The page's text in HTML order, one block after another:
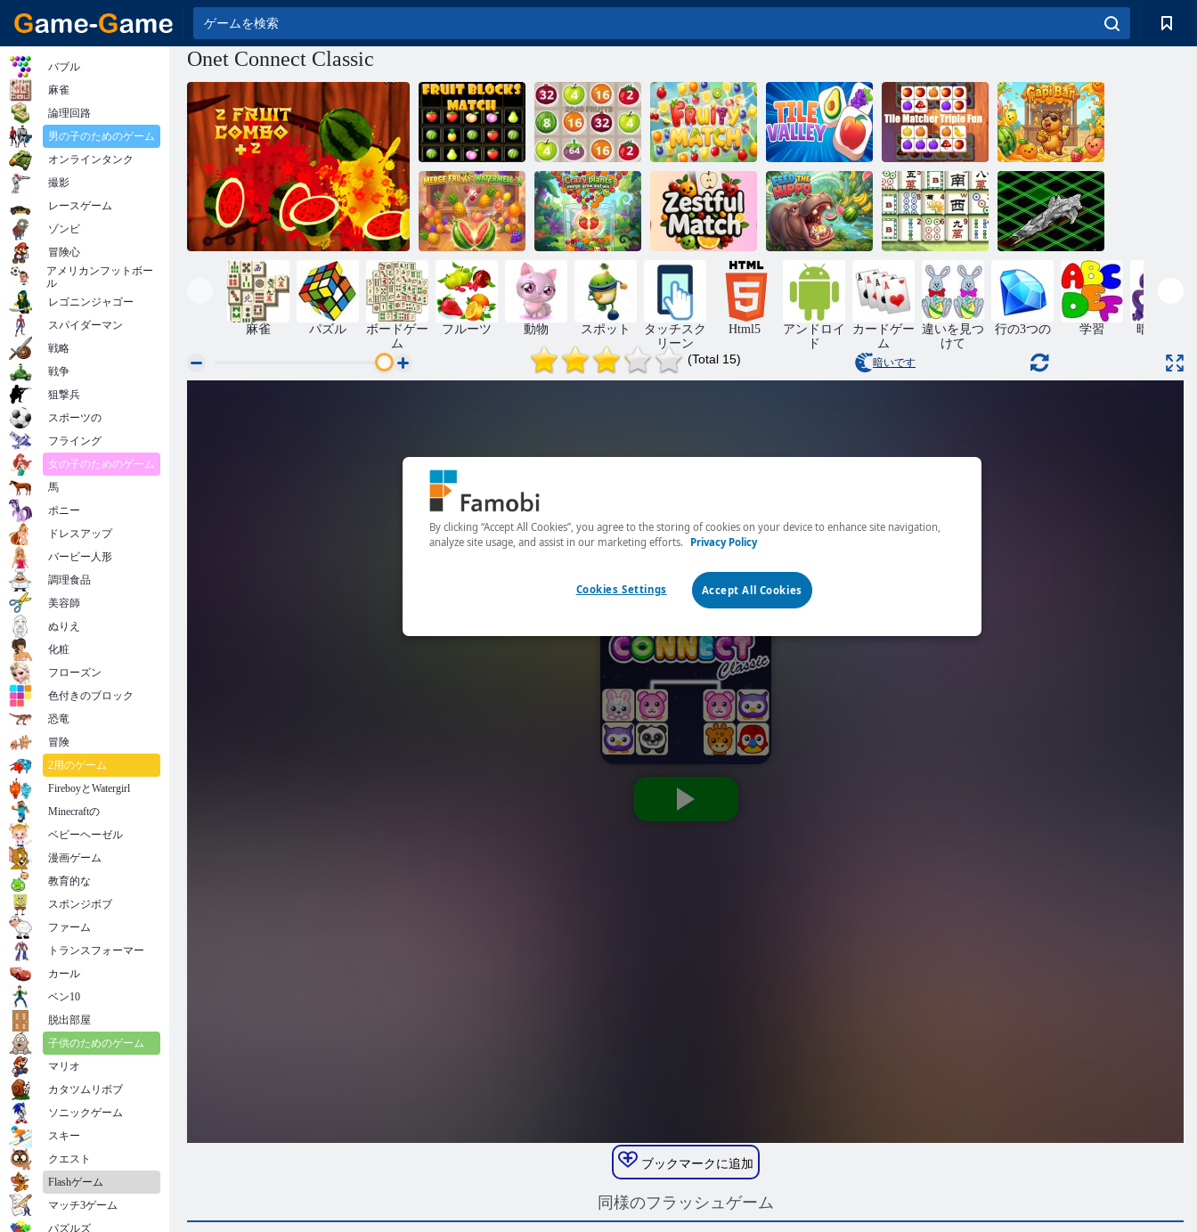
Onet Connect Classic
フルーツブロ
ックマッチ
2048フルーツ
フルーティー
なマッチ
タイルバレー
タイル マッチ
ャー トリプル
ファン
カピバー
マージフルー
ツ: スイカ
クレイジーな
植物: 合併し、
成長し、勝利
熱い試合
カバに餌をや
る
麻雀チェーン 銀河間戦艦
麻雀 パズル
ボードゲー
ム
フルーツ 動物 スポット
タッチスク
リーン
Html5
アンドロイ
ド
カードゲー
ム
違いを見つ
けて
行の3つの 学習 暗記して
(Total 15) 暗いです
ブックマークに追加
同様のフラッシュゲーム
バブル
麻雀
論理回路
男の子のためのゲーム
オンラインタンク
撮影
レースゲーム
ゾンビ
冒険心
アメリカンフットボー
ル
レゴニンジャゴー
スパイダーマン
戦略
戦争
狙撃兵
スポーツの
フライング
女の子のためのゲーム
馬
ポニー
ドレスアップ
バービー人形
調理食品
美容師
ぬりえ
化粧
フローズン
色付きのブロック
恐竜
冒険
2用のゲーム
FireboyとWatergirl
Minecraftの
ベビーヘーゼル
漫画ゲーム
教育的な
スポンジボブ
ファーム
トランスフォーマー
カール
ベン10
脱出部屋
子供のためのゲーム
マリオ
カタツムリボブ
ソニックゲーム
スキー
クエスト
Flashゲーム
マッチ3ゲーム
パズルズ